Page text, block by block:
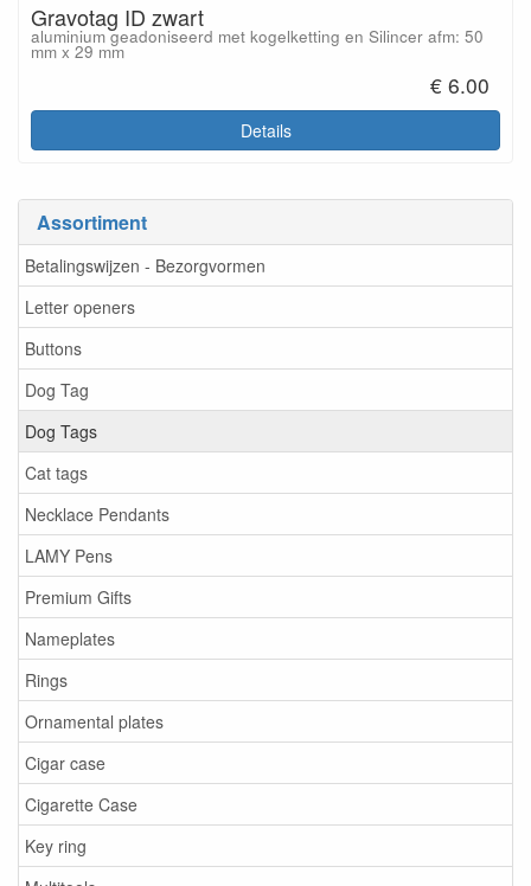
Assortiment
Betalingswijzen - Bezorgvormen
Letter openers
Buttons
Dog Tag
Dog Tags
Cat tags
Necklace Pendants
LAMY Pens
Premium Gifts
Nameplates
Rings
Ornamental plates
Cigar case
Cigarette Case
Key ring
Gravotag ID zwart
aluminium geadoniseerd met kogelketting en Silincer afm: 50
mm x 29 mm
€ 6.00
Details